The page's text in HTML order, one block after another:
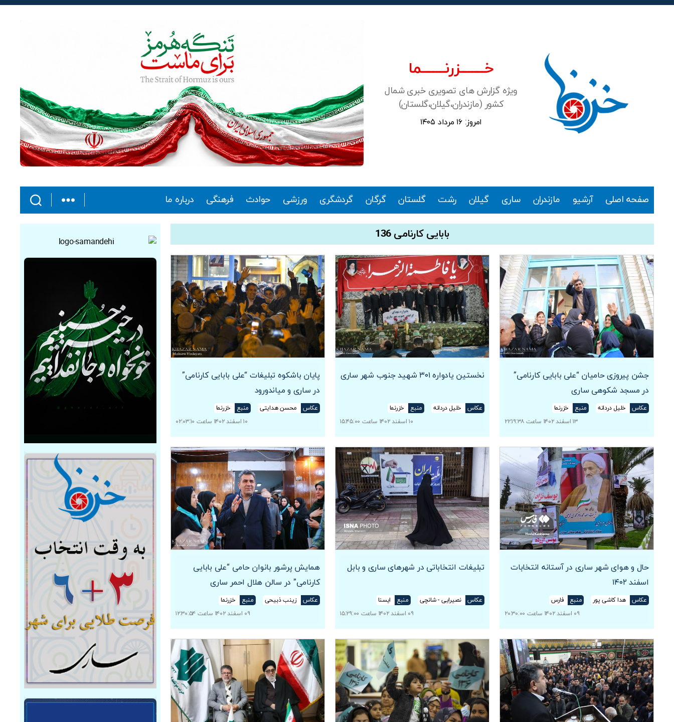
خـــــــزرنـــــــما
ویژه گزارش های تصویری خبری شمال
کشور (مازندران،گیلان،گلستان)
امروز: ۱۶ مرداد ۱۴۰۵
صفحه اصلی آرشیو مازندران ساری گیلان رشت گلستان گرگان گردشگری ورزشی حوادث فرهنگی درباره ما
بابایی کارنامی 136
جشن پیروزی حامیان “علی بابایی کارنامی”
در مسجد شکوهی ساری
عکاس خلیل دردانه منبع
خزرنما
۱۳ اسفند ۱۴۰۲ ساعت ۲۲:۱۹:۳۸
نخستین یادواره ۳۰۱ شهید جنوب شهر ساری
عکاس خلیل دردانه منبع
خزرنما
۱۰ اسفند ۱۴۰۲ ساعت ۱۵:۴۵:۰۰
پایان باشکوه تبلیغات “علی بابایی کارنامی”
در ساری و میاندورود
عکاس محسن هدایتی منبع
خزرنما
۱۰ اسفند ۱۴۰۲ ساعت ۰۲:۰۳:۱۰
حال و هوای شهر ساری در آستانه انتخابات
اسفند ۱۴۰۲
عکاس هدا کاشی پور منبع
فارس
۰۹ اسفند ۱۴۰۲ ساعت ۲۰:۳۰:۰۰
تبلیغات انتخاباتی در شهرهای ساری و بابل
عکاس نصیرایی - شانچی منبع
ایسنا
۰۹ اسفند ۱۴۰۲ ساعت ۱۵:۲۹:۰۰
همایش پرشور بانوان حامی “علی بابایی
کارنامی” در سالن هلال احمر ساری
عکاس زینب ذبیحی منبع
خزرنما
۰۹ اسفند ۱۴۰۲ ساعت ۱۲:۳۰:۵۴